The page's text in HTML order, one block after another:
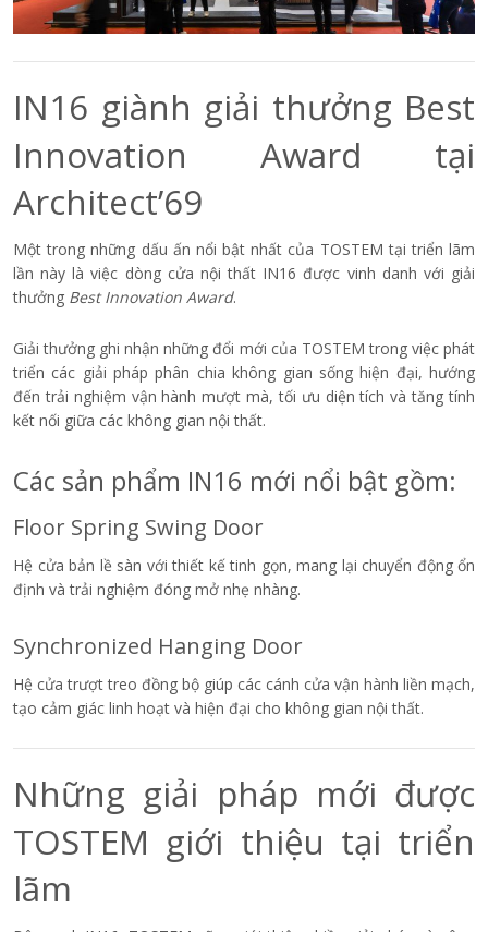
IN16 giành giải thưởng Best
Innovation Award tại
Architect’69
Một trong những dấu ấn nổi bật nhất của TOSTEM tại triển lãm
lần này là việc dòng cửa nội thất IN16 được vinh danh với giải
thưởng Best Innovation Award.
Giải thưởng ghi nhận những đổi mới của TOSTEM trong việc phát
triển các giải pháp phân chia không gian sống hiện đại, hướng
đến trải nghiệm vận hành mượt mà, tối ưu diện tích và tăng tính
kết nối giữa các không gian nội thất.
Các sản phẩm IN16 mới nổi bật gồm:
Floor Spring Swing Door
Hệ cửa bản lề sàn với thiết kế tinh gọn, mang lại chuyển động ổn
định và trải nghiệm đóng mở nhẹ nhàng.
Synchronized Hanging Door
Hệ cửa trượt treo đồng bộ giúp các cánh cửa vận hành liền mạch,
tạo cảm giác linh hoạt và hiện đại cho không gian nội thất.
Những giải pháp mới được
TOSTEM giới thiệu tại triển
lãm